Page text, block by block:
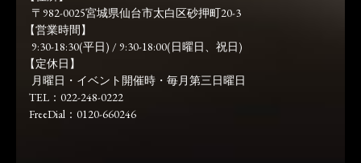
〒982-0025宮城県仙台市太白区砂押町20-3
【営業時間】
9:30-18:30(平日) / 9:30-18:00(日曜日、祝日)
【定休日】
月曜日・イベント開催時・毎月第三日曜日
TEL：022-248-0222
FreeDial：0120-660246